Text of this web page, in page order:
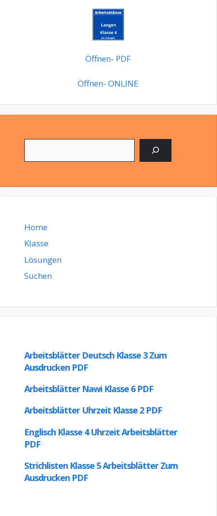
Öffnen- PDF
Öffnen- ONLINE
Home
Klasse
Lösungen
Suchen